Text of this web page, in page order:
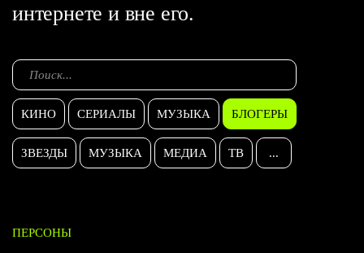
интернете и вне его.
КИНО СЕРИАЛЫ МУЗЫКА БЛОГЕРЫ
ЗВЕЗДЫ МУЗЫКА МЕДИА ТВ ...
ПЕРСОНЫ